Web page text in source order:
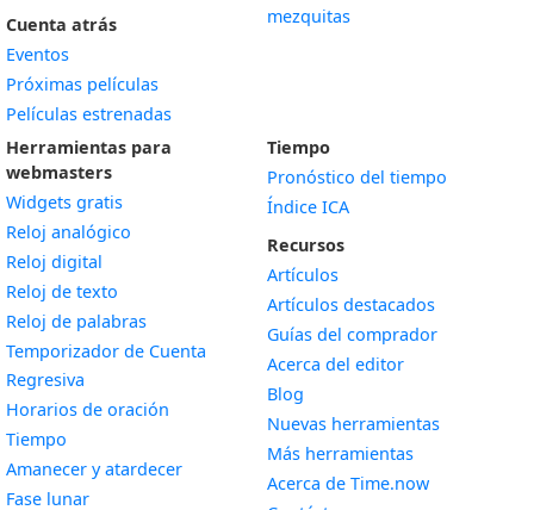
Cuenta atrás
Eventos
Próximas películas
Películas estrenadas
mezquitas
Herramientas para
webmasters
Widgets gratis
Reloj analógico
Reloj digital
Reloj de texto
Reloj de palabras
Temporizador de Cuenta
Regresiva
Horarios de oración
Tiempo
Amanecer y atardecerWidget
Fase lunarWidget
Tiempo
Pronóstico del tiempo
Índice ICA
Recursos
Artículos
Artículos destacados
Guías del comprador
Acerca del editor
Blog
Nuevas herramientas
Más herramientas
Acerca de Time.now